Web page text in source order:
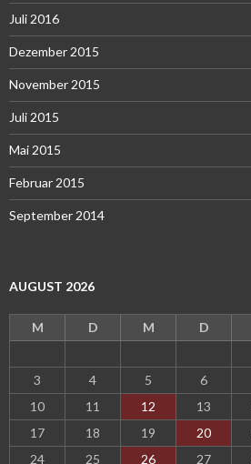
Juli 2016
Dezember 2015
November 2015
Juli 2015
Mai 2015
Februar 2015
September 2014
AUGUST 2026
M D M D
3
4 5 6
10
11 12 13
17
18 19 20
24
25 26 27